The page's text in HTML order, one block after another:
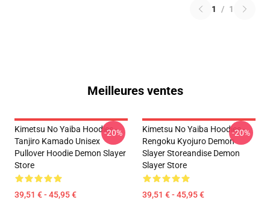
1 / 1
Meilleures ventes
Kimetsu No Yaiba Hoodies -
Tanjiro Kamado Unisex
Pullover Hoodie Demon Slayer
Store
39,51 € - 45,95 €
-20%
Kimetsu No Yaiba Hoodies -
Rengoku Kyojuro Demon
Slayer Storeandise Demon
Slayer Store
39,51 € - 45,95 €
-20%